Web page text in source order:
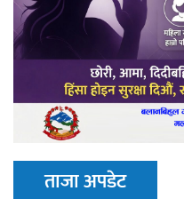
ताजा अपडेट